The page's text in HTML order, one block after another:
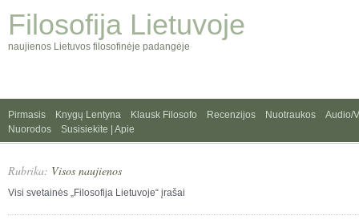
Filosofija Lietuvoje
naujienos Lietuvos filosofinėje padangėje
Pirmasis Knygų Lentyna Klausk Filosofo Recenzijos Nuotraukos
Audio/
Nuorodos
Susisiekite | Apie
Rubrika: Visos naujienos
Visi svetainės „Filosofija Lietuvoje“ įrašai